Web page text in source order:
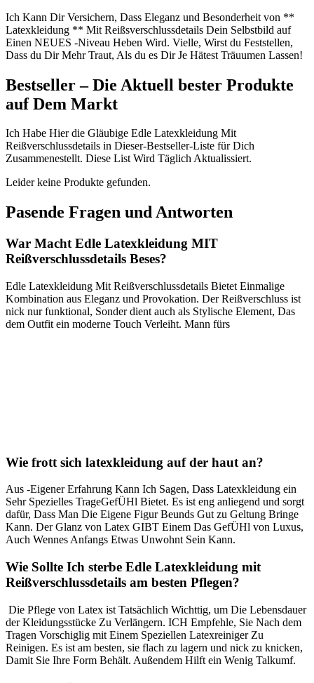
Ich Kann‌ Dir Versichern, Dass Eleganz und Besonderheit ⁣von **
Latexkleidung ‍** Mit Reißsverschlussdetails⁢ Dein‌ Selbstbild auf
⁤Einen​ NEUES -Niveau Heben Wird. Vielle, Wirst du Feststellen,‌
Dass du Dir Mehr Traut, Als du ⁣es Dir Je Hätest Träuumen Lassen!
Bestseller⁢ – Die Aktuell⁣ bester Produkte
‍auf Dem Markt
​Ich Habe Hier die Gläubige Edle⁢ Latexkleidung Mit
Reißverschlussdetails in Dieser-Bestseller-Liste⁣ für Dich
Zusammenestellt. Diese List Wird Täglich Aktualissiert.
Leider keine Produkte gefunden.
Pasende ​Fragen und Antworten
War Macht Edle Latexkleidung MIT
⁤Reißverschlussdetails Beses?
Edle Latexkleidung Mit Reißverschlussdetails ⁢Bietet Einmalige
⁤Kombination aus Eleganz ⁣und Provokation. Der Reißverschluss ist
nick nur ⁤funktional, Sonder⁣ dient auch als ⁤Stylische Element, Das
dem Outfit ein moderne⁤ Touch Verleiht. Mann⁢ fürs
Wie frott sich⁢ latexkleidung auf der ⁣haut an?
​Aus -Eigener Erfahrung Kann‌ Ich ​Sagen, Dass Latexkleidung ein
Sehr Spezielles TrageGefÜHl Bietet.⁣ Es ist eng​ anliegend‍ und sorgt
dafür, Dass Man Die Eigene Figur Beunds Gut zu Geltung ⁢Bringe
Kann. Der Glanz ​von Latex GIBT Einem Das GefÜHl von⁤ Luxus,
Auch​ Wennes​ Anfangs Etwas Unwohnt‌ Sein Kann.
Wie Sollte Ich sterbe Edle Latexkleidung mit
Reißverschlussdetails am besten Pflegen?
‌ Die Pflege von Latex ​ist Tatsächlich⁣ Wichttig, um Die Lebensdauer
der Kleidungsstücke Zu Verlängern. ICH Empfehle, Sie Nach dem
Tragen Vorschiglig⁤ mit​ Einem Speziellen⁣ Latexreiniger Zu
Reinigen.⁢ Es ist ⁤am ⁣besten, sie‍ flach zu lagern und nick⁢ zu knicken,
Damit ⁤Sie Ihre Form Behält. Außendem Hilft ein Wenig​ Talkumf.